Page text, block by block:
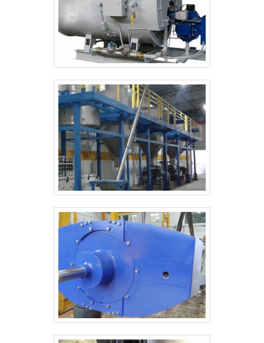
Rio de Janeiro, mas reconhecida nacionalmente, a
Serv-Cal promove as melhores soluções do
mercado de montagens industriais, sempre focando
em assegurar o serviço mais adequado para os
telefone, e descubra mais vantagens!.